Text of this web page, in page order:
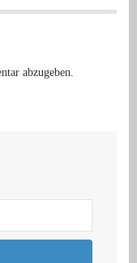
abzugeben.